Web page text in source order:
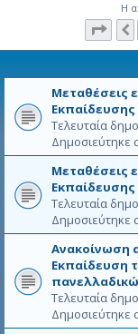
Η
Μεταθέσεις
Τελευταία
Δημοσιεύτηκε
Μεταθέσεις
Τελευταία
Δημοσιεύτηκε
Ανακοίνωση
Εκπαίδευση
Τελευταία
Δημοσιεύτηκε